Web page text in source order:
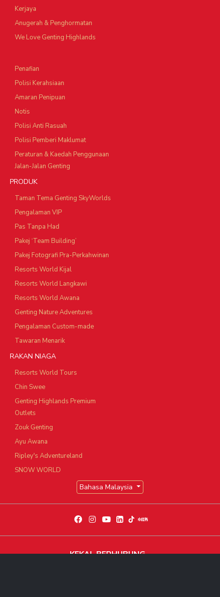
Kerjaya
Anugerah & Penghormatan
We Love Genting Highlands
Penafian
Polisi Kerahsiaan
Amaran Penipuan
Notis
Polisi Anti Rasuah
Polisi Pemberi Maklumat
Peraturan & Kaedah Penggunaan
Jalan-Jalan Genting
PRODUK
Taman Tema Genting SkyWorlds
Pengalaman VIP
Pas Tanpa Had
Pakej ‘Team Building’
Pakej Fotografi Pra-Perkahwinan
Resorts World Kijal
Resorts World Langkawi
Resorts World Awana
Genting Nature Adventures
Pengalaman Custom-made
Tawaran Menarik
RAKAN NIAGA
Resorts World Tours
Chin Swee
Genting Highlands Premium
Outlets
Zouk Genting
Ayu Awana
Ripley's Adventureland
SNOW WORLD
Bahasa Malaysia
KEKAL BERHUBUNG